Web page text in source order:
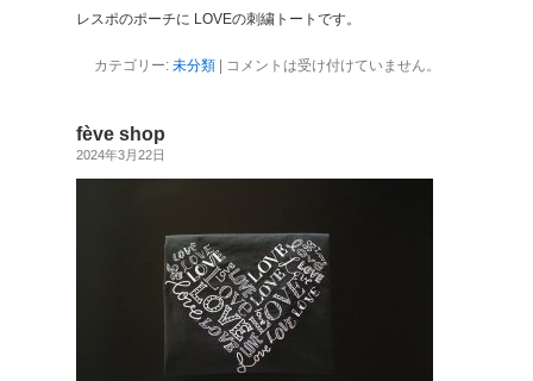
レスポのポーチに LOVEの刺繍トートです。
カテゴリー: 未分類| コメントは受け付けていません。
fève shop
2024年3月22日